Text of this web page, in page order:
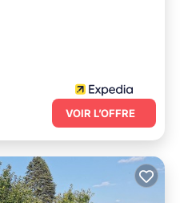
VOIR L’OFFRE